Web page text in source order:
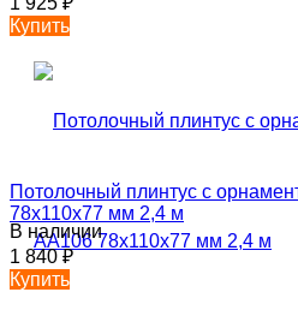
Купить
Потолочный плинтус с
78х110х77 мм 2,4 м
В наличии
1 840₽
Купить